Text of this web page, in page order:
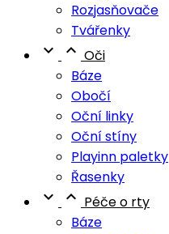
Rozjasňovače
Tvářenky
  Oči
Báze
Obočí
Oční linky
Oční stíny
Playinn paletky
Řasenky
  Péče o rty
Báze